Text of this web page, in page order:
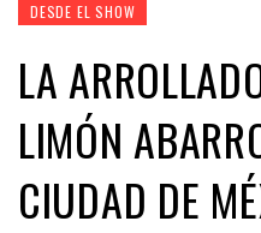
DESDE EL SHOW
LA
LIMÓN
CIUDAD DE